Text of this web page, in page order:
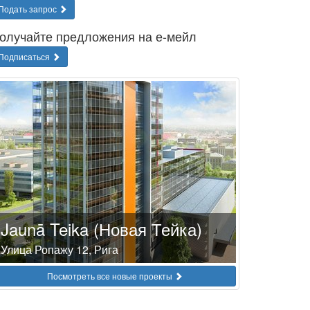
запрос
предложения на е-мейл
Jaunā Teika (Новая Тейка)
Улица Ропажу 12, Рига
Посмотреть все новые проекты